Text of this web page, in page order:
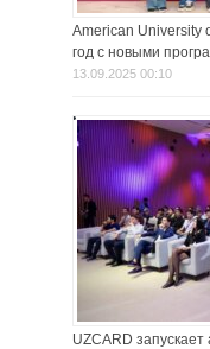
American University
год с новыми
13.09.2025 00:10
UZCARD